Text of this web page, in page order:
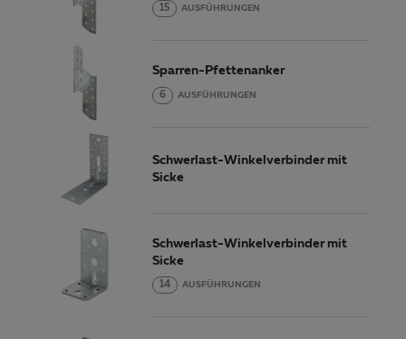
15 AUSFÜHRUNGEN
Sparren-Pfettenanker
6 AUSFÜHRUNGEN
Schwerlast-Winkelverbinder mit
Sicke
Schwerlast-Winkelverbinder mit
Sicke
14 AUSFÜHRUNGEN